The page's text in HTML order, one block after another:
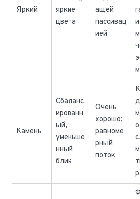
Яркий
яркие
цвета
ащей
пассивац
ией
м
Камень
Сбаланс
ированн
ый,
уменьше
нный
блик
Очень
хорошо;
равноме
рный
поток